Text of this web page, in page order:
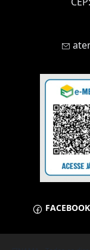
FACEBOOK